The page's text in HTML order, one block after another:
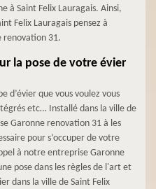
à Saint Felix Lauragais. Ainsi,
Felix Lauragais pensez à
renovation 31.
la pose de votre évier
d’évier que vous voulez vous
etc… Installé dans la ville de
Garonne renovation 31 à les
pour s’occuper de votre
à notre entreprise Garonne
pose dans les règles de l'art et
dans la ville de Saint Felix